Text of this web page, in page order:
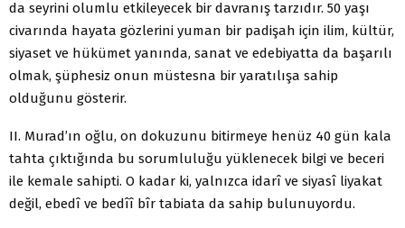
da seyrini olumlu etkileyecek bir davranış tarzıdır. 50 yaşı
civarında hayata gözlerini yuman bir padişah için ilim, kültür,
siyaset ve hükümet yanında, sanat ve edebiyatta da başarılı
olmak, şüphesiz onun müstesna bir yaratılışa sahip
olduğunu gösterir.
II. Murad’ın oğlu, on dokuzunu bitirmeye henüz 40 gün kala
tahta çıktığında bu sorumluluğu yüklenecek bilgi ve beceri
ile kemale sahipti. O kadar ki, yalnızca idarî ve siyasî liyakat
değil, ebedî ve bedîî bîr tabiata da sahip bulunuyordu.